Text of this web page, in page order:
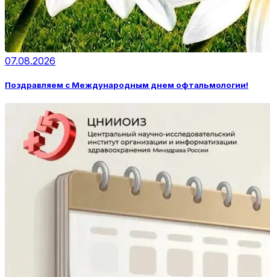
07.08.2026
Поздравляем с Международным днем офтальмологии!